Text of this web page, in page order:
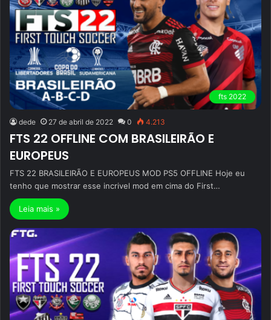
fts 2022
dede 27 de abril de 2022 0 4.213
FTS 22 OFFLINE COM BRASILEIRÃO E
EUROPEUS
FTS 22 BRASILEIRÃO E EUROPEUS MOD PS5 OFFLINE Hoje eu
tenho que mostrar esse incrivel mod em cima do First…
Leia mais »